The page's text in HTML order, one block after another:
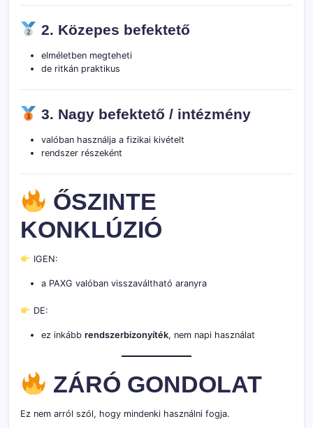
2. Közepes befektető
elméletben megteheti
de ritkán praktikus
3. Nagy befektető / intézmény
valóban használja a fizikai kivételt
rendszer részeként
ŐSZINTE
KONKLÚZIÓ
IGEN:
a PAXG valóban visszaváltható aranyra
DE:
ez inkább rendszerbizonyíték, nem napi használat
ZÁRÓ GONDOLAT
Ez nem arról szól, hogy mindenki használni fogja.